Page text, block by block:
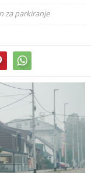
za parkiranje